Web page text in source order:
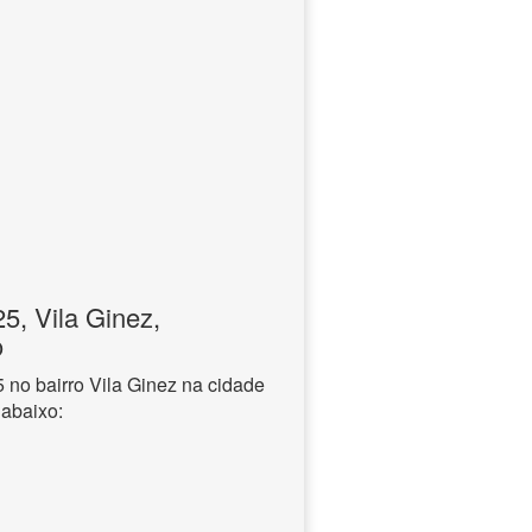
Vila Ginez,
bairro Vila Ginez na cidade